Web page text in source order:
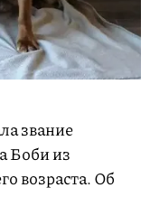
звание
Боби из
возраста. Об